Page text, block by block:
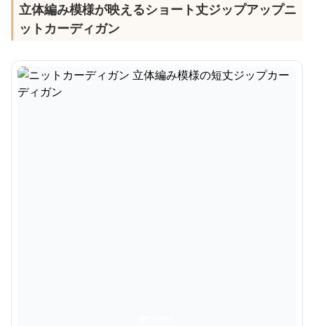
立体編み模様が映えるショート丈ジップアップニ
ットカーディガン